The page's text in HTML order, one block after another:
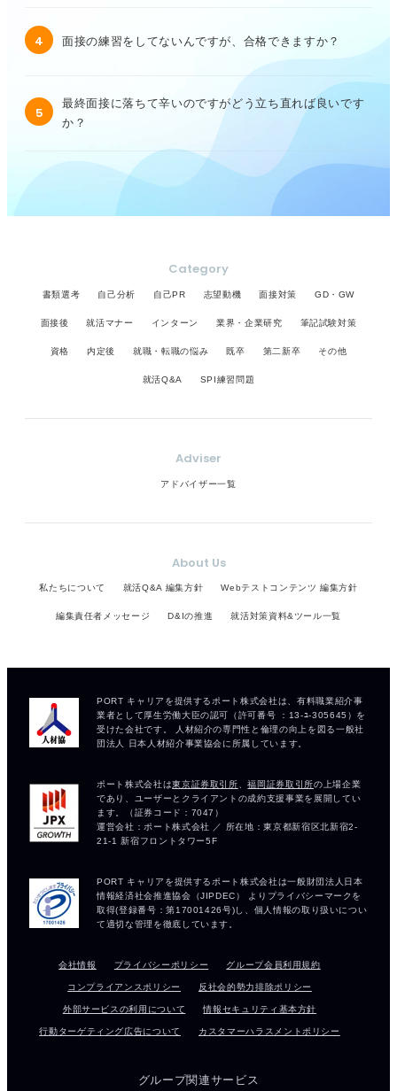
4 面接の練習をしてないんですが、合格できますか？
5
最終面接に落ちて辛いのですがどう立ち直れば良いです
か？
Category
書類選考 自己分析 自己PR 志望動機 面接対策 GD・GW
面接後 就活マナー インターン 業界・企業研究 筆記試験対策
資格 内定後 就職・転職の悩み 既卒 第二新卒 その他
就活Q&A SPI練習問題
Adviser
アドバイザー一覧
About Us
私たちについて 就活Q&A 編集方針 Webテストコンテンツ 編集方針
編集責任者メッセージ D&Iの推進 就活対策資料&ツール一覧
会社情報 プライバシーポリシー グループ会員利用規約
コンプライアンスポリシー 反社会的勢力排除ポリシー
外部サービスの利用について 情報セキュリティ基本方針
行動ターゲティング広告について カスタマーハラスメントポリシー